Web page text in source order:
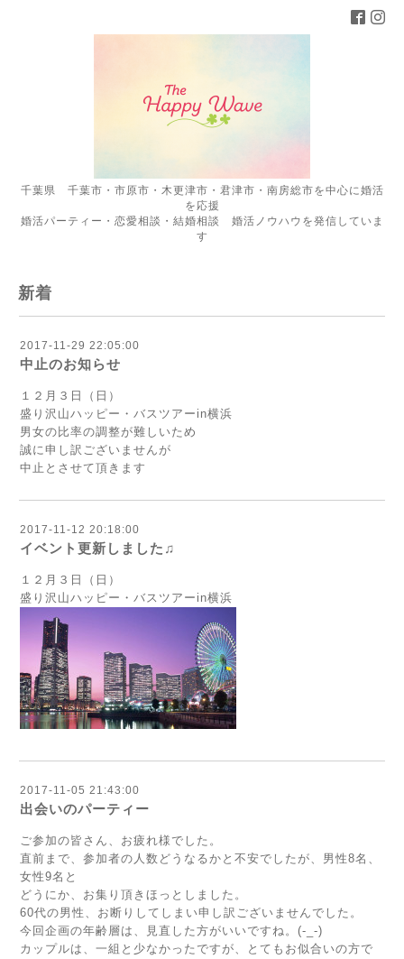
千葉県 千葉市・市原市・木更津市・君津市・南房総市を中心に婚活
を応援
婚活パーティー・恋愛相談・結婚相談 婚活ノウハウを発信していま
す
新着
2017-11-29 22:05:00
中止のお知らせ
１２月３日（日）
盛り沢山ハッピー・バスツアーin横浜
男女の比率の調整が難しいため
誠に申し訳ございませんが
中止とさせて頂きます
2017-11-12 20:18:00
イベント更新しました♫
１２月３日（日）
盛り沢山ハッピー・バスツアーin横浜
2017-11-05 21:43:00
出会いのパーティー
ご参加の皆さん、お疲れ様でした。
直前まで、参加者の人数どうなるかと不安でしたが、男性8名、
女性9名と
どうにか、お集り頂きほっとしました。
60代の男性、お断りしてしまい申し訳ございませんでした。
今回企画の年齢層は、見直した方がいいですね。(-_-)
カップルは、一組と少なかったですが、とてもお似合いの方で